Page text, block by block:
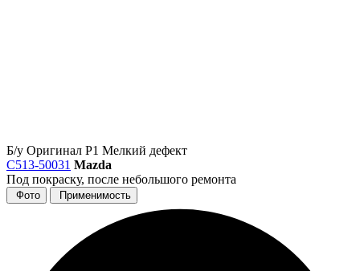
Б/у Оригинал Р1 Мелкий дефект
C513-50031 Mazda
Под покраску, после небольшого ремонта
Фото Применимость